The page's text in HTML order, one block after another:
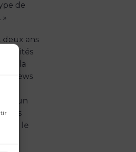
de
»
deux ans
réalités
la
un
que le